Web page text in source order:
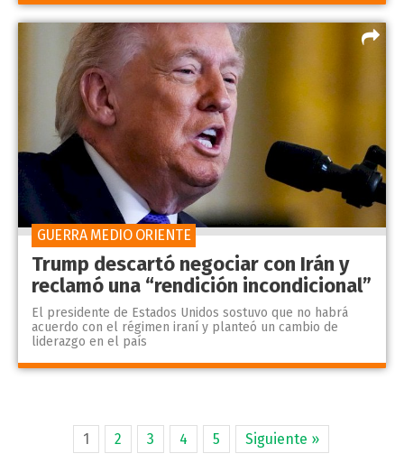
Trump descartó negociar con Irán y
reclamó una “rendición incondicional”
El presidente de Estados Unidos sostuvo que no habrá
acuerdo con el régimen iraní y planteó un cambio de
liderazgo en el país
GUERRA MEDIO ORIENTE
1 2 3 4 5 Siguiente »